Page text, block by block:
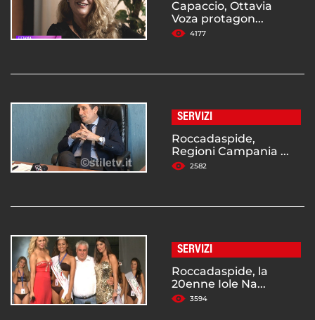
Capaccio, Ottavia
Voza protagon...
4177
SERVIZI
Roccadaspide,
Regioni Campania ...
2582
SERVIZI
Roccadaspide, la
20enne Iole Na...
3594